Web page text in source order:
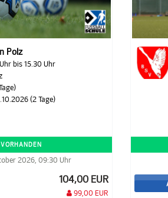
Polz
bis 15.30 Uhr
(2 Tage)
2026, 09:30 Uhr
104,00 EUR
99,00 EUR